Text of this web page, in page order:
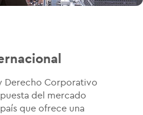
y Derecho Corporativo
del mercado
que ofrece una